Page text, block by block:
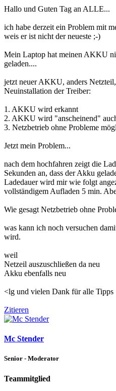
Hallo und Guten Tag an ALLE...
ich habe derzeit ein Problem mit
weis er ist nicht der neueste ;-)
Mein Laptop hat meinen AKKU
geladen....
jetzt neuer AKKU, anders
Neuinstallation der Treiber:
1. AKKU wird erkannt
2. AKKU wird "anscheinend"
3. Netzbetrieb ohne Probleme
Jetzt mein Problem...
nach dem hochfahren zeigt die
Sekunden an, dass der Akku
Ladedauer wird mir wie folgt
vollständigem Aufladen 5 min.
Wie gesagt Netzbetrieb ohne
was kann ich noch versuchen
wird.
weil
Netzeil auszuschließen da neu
Akku ebenfalls neu
<lg und vielen Dank für alle Tipps
Zitieren
Mc Stender
Senior - Moderator
Teammitglied